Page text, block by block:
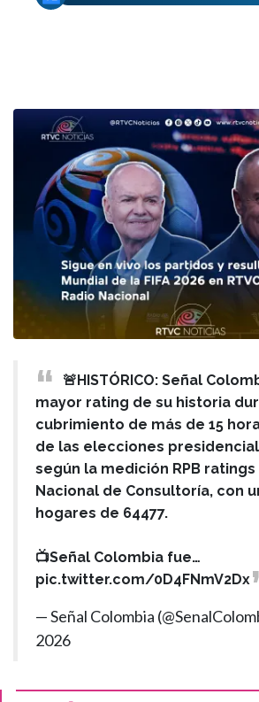
🚨HISTÓRICO: Señal
mayor rating de su historia
cubrimiento de más de 15
de las elecciones
según la medición RPB
Nacional de Consultoría, con
hogares de 64477.
📺Señal Colombia fue…
pic.twitter.com/0D4FNmV2Dx
— Señal Colombia
2026